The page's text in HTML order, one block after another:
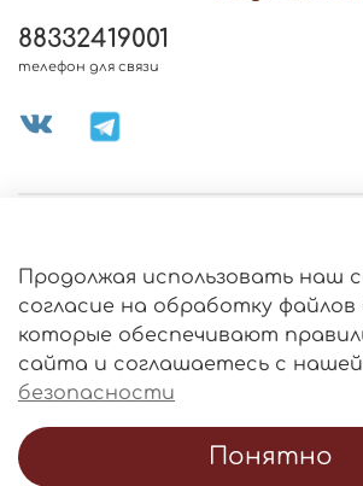
ИНФОРМАЦИЯ
О МАГАЗИНЕ
88332419001
телефон для связи
Продолжая использовать наш
согласие на обработку файлов
которые обеспечивают
сайта и соглашаетесь с нашей
безопасности
Понятно